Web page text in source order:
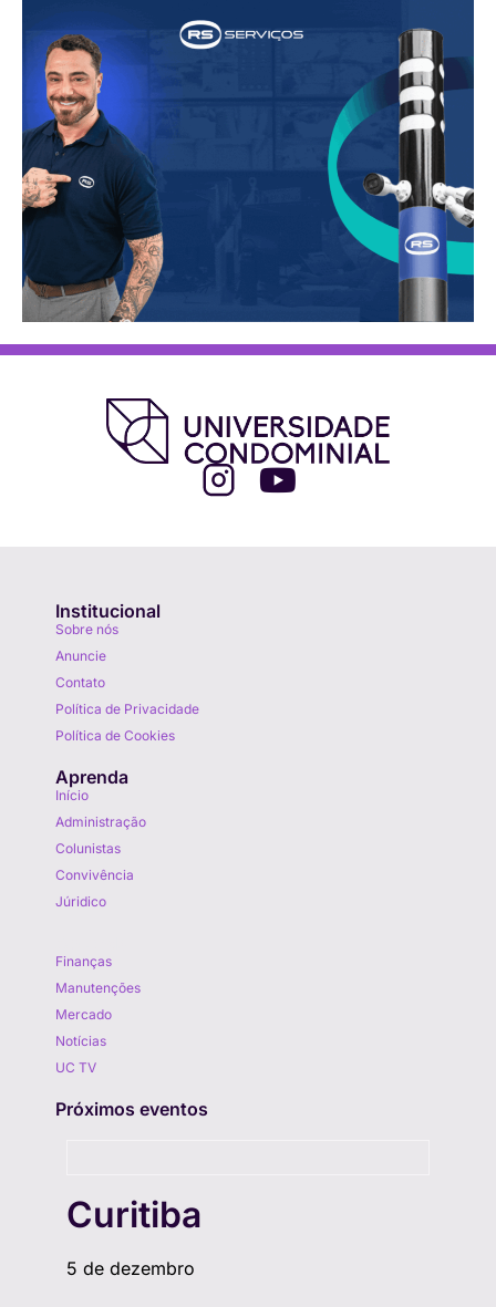
Institucional
Sobre nós
Anuncie
Contato
Política de Privacidade
Política de Cookies
Aprenda
Início
Administração
Colunistas
Convivência
Júridico
Finanças
Manutenções
Mercado
Notícias
UC TV
Próximos eventos
Curitiba
5 de dezembro